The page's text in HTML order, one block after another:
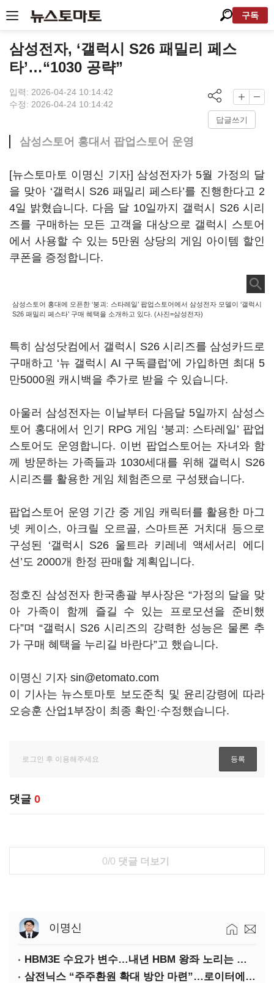
구독
삼성전자, ‘갤럭시 S26 패밀리 페스
타’…“1030 공략”
입력: 2026-04-24 10:14:42
수정: 2026-04-24 10:14:42
답글쓰기
삼성스토어 홍대서 팝업스토어 운영
[뉴스토마토 이명신 기자] 삼성전자가 5월 가정의 달
을 맞아 ‘갤럭시 S26 패밀리 페스타’를 진행한다고 2
4일 밝혔습니다. 다음 달 10일까지 갤럭시 S26 시리
즈를 구매하는 모든 고객을 대상으로 갤럭시 스토어
에서 사용할 수 있는 5만원 상당의 게임 아이템 할인
쿠폰을 증정합니다.
삼성스토어 홍대에 오픈한 ‘붕괴: 스타레일’ 팝업스토어에서 삼성전자 모델이 ‘갤럭시
S26 패밀리 페스타’ 구매 혜택을 소개하고 있다. (사진=삼성전자)
특히 삼성닷컴에서 갤럭시 S26 시리즈를 삼성카드로
구매하고 ‘뉴 갤럭시 AI 구독클럽’에 가입하면 최대 5
만5000원 캐시백을 추가로 받을 수 있습니다.
아울러 삼성전자는 이날부터 다음달 5일까지 삼성스
토어 홍대에서 인기 RPG 게임 ‘붕괴: 스타레일’ 팝업
스토어도 운영합니다. 이번 팝업스토어는 자녀와 함
께 방문하는 가족들과 1030세대를 위해 갤럭시 S26
시리즈를 활용한 게임 체험존으로 구성됐습니다.
팝업스토어 운영 기간 중 게임 캐릭터를 활용한 마그
넷 케이스, 아크릴 오르골, 스마트폰 거치대 등으로
구성된 ‘갤럭시 S26 울트라 키레네 액세서리 에디
션’도 2000개 한정 판매할 계획입니다.
정호진 삼성전자 한국총괄 부사장은 “가정의 달을 맞
아 가족이 함께 즐길 수 있는 프로모션을 준비했
다”며 “갤럭시 S26 시리즈의 강력한 성능은 물론 추
가 구매 혜택을 누리길 바란다”고 했습니다.
이명신 기자 sin@etomato.com
이 기사는 뉴스토마토 보도준칙 및 윤리강령에 따라
오승훈 산업1부장이 최종 확인·수정했습니다.
댓글 0
0/0 댓글 더보기
이명신
HBM3E 수요가 변수…내년 HBM 왕좌 노리는 삼성
삼전닉스 “주주환원 확대 방안 마련”…로이터에 성명 보내